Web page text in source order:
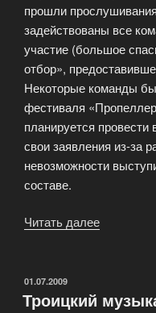
прошли
задействованы все
участие (большое
отбор»,
Некоторые команды
фестиваля
планируется провести
свои заявления из-за
невозможности
составе.
Читать далее
ОПУБЛИКОВАНО
01.07.2009
Троицкий